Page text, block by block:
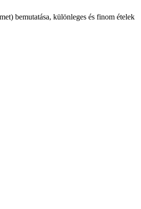
bemutatása, különleges és finom ételek